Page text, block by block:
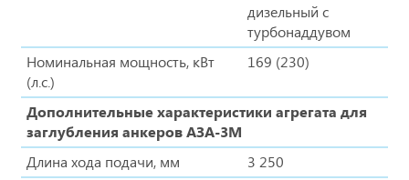
дизельный с
турбонаддувом
Номинальная мощность, кВт
(л.с.)
169 (230)
Дополнительные характеристики агрегата для
заглубления анкеров АЗА-3М
Длина хода подачи, мм
3 250